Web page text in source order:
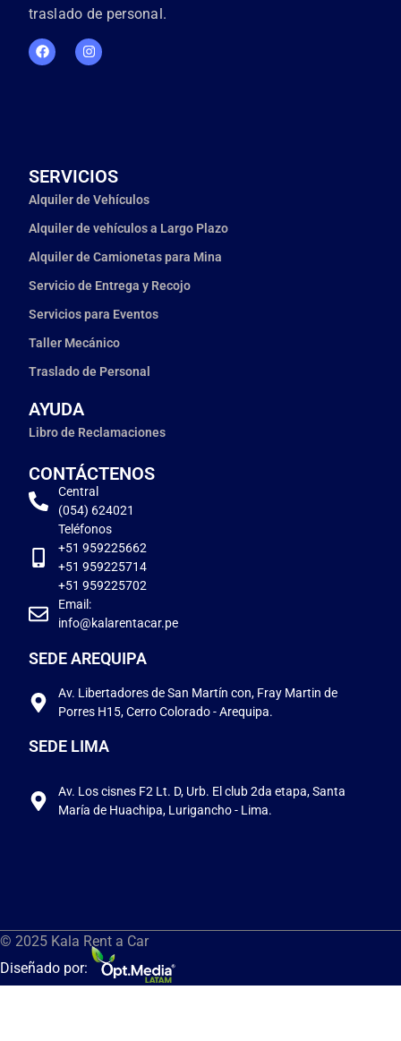
traslado de personal.
SERVICIOS
Alquiler de Vehículos
Alquiler de vehículos a Largo Plazo
Alquiler de Camionetas para Mina
Servicio de Entrega y Recojo
Servicios para Eventos
Taller Mecánico
Traslado de Personal
AYUDA
Libro de Reclamaciones
CONTÁCTENOS
Central
(054) 624021
Teléfonos
+51 959225662
+51 959225714
+51 959225702
Email:
info@kalarentacar.pe
SEDE AREQUIPA
Av. Libertadores de San Martín con, Fray Martin de
Porres H15, Cerro Colorado - Arequipa.
SEDE LIMA
Av. Los cisnes F2 Lt. D, Urb. El club 2da etapa, Santa
María de Huachipa, Lurigancho - Lima.
© 2025 Kala Rent a Car
Diseñado por: